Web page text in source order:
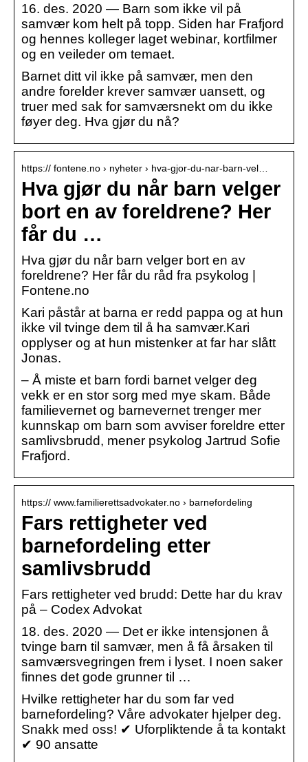
16. des. 2020 — Barn som ikke vil på
samvær kom helt på topp. Siden har Frafjord
og hennes kolleger laget webinar, kortfilmer
og en veileder om temaet.
Barnet ditt vil ikke på samvær, men den
andre forelder krever samvær uansett, og
truer med sak for samværsnekt om du ikke
føyer deg. Hva gjør du nå?
https:// fontene.no › nyheter › hva-gjor-du-nar-barn-vel…
Hva gjør du når barn velger
bort en av foreldrene? Her
får du …
Hva gjør du når barn velger bort en av
foreldrene? Her får du råd fra psykolog |
Fontene.no
Kari påstår at barna er redd pappa og at hun
ikke vil tvinge dem til å ha samvær.Kari
opplyser og at hun mistenker at far har slått
Jonas.
– Å miste et barn fordi barnet velger deg
vekk er en stor sorg med mye skam. Både
familievernet og barnevernet trenger mer
kunnskap om barn som avviser foreldre etter
samlivsbrudd, mener psykolog Jartrud Sofie
Frafjord.
https:// www.familierettsadvokater.no › barnefordeling
Fars rettigheter ved
barnefordeling etter
samlivsbrudd
Fars rettigheter ved brudd: Dette har du krav
på – Codex Advokat
18. des. 2020 — Det er ikke intensjonen å
tvinge barn til samvær, men å få årsaken til
samværsvegringen frem i lyset. I noen saker
finnes det gode grunner til …
Hvilke rettigheter har du som far ved
barnefordeling? Våre advokater hjelper deg.
Snakk med oss! ✔ Uforpliktende å ta kontakt
✔ 90 ansatte